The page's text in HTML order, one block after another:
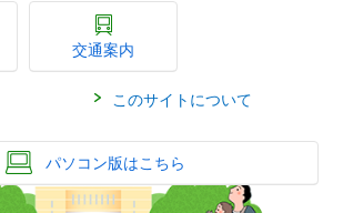
交通案内
このサイトについて
パソコン版はこちら